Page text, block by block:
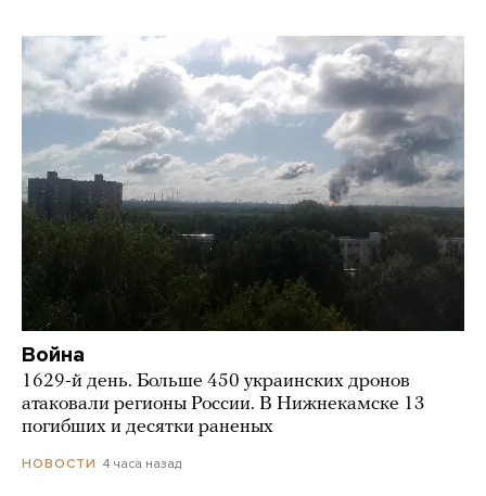
Война
1629-й день. Больше 450 украинских дронов
атаковали регионы России. В Нижнекамске 13
погибших и десятки раненых
НОВОСТИ 4 часа назад